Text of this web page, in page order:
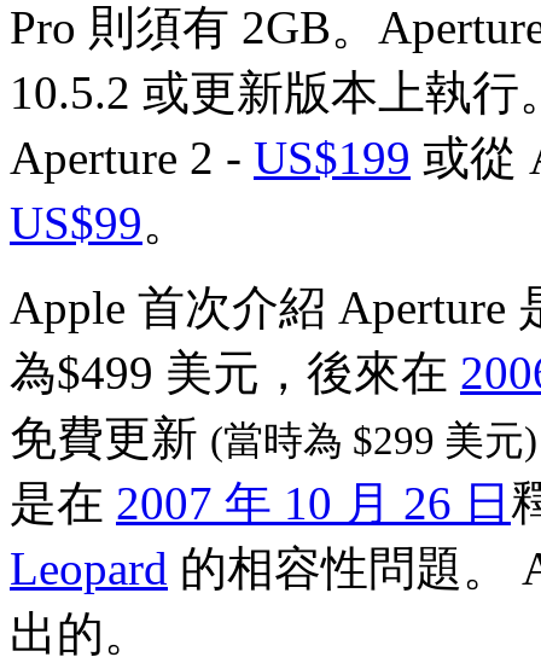
Pro 則須有 2GB。
10.5.2 或更新版本上執
Aperture 2 - US$199 或從
US$99。
Apple 首次介紹 Aperture
為$499 美元，後來在
免費更新 (當時為 $299 美元)
是在 2007 年 10 月 26 日
Leopard 的相容性問題。
出的。